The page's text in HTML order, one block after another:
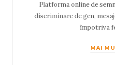
Platforma online de
discriminare de gen,
împotriva
MAI